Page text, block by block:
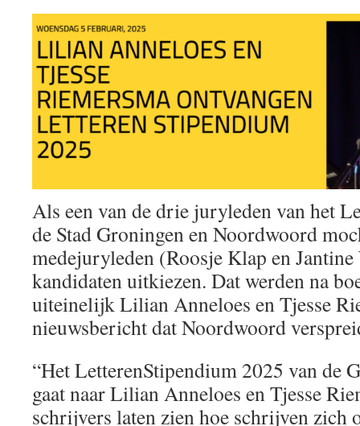
Als een van de drie juryleden van het
de Stad Groningen en Noordwoord
medejuryleden (Roosje Klap en
kandidaten uitkiezen. Dat werden na
uiteinelijk Lilian Anneloes en Tjesse
nieuwsbericht dat Noordwoord
“Het LetterenStipendium 2025 van de
gaat naar Lilian Anneloes en Tjesse
schrijvers laten zien hoe schrijven zich